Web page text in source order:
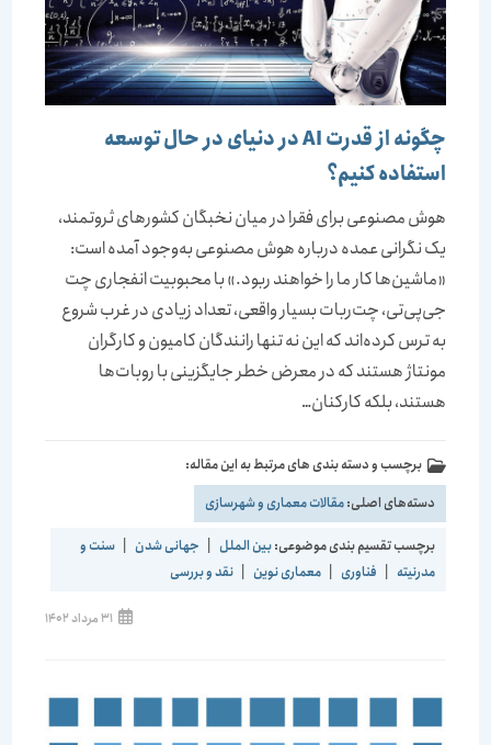
چگونه از قدرت AI در دنیای در حال توسعه
استفاده کنیم؟
هوش مصنوعی برای فقرا در میان نخبگان کشورهای ثروتمند،
یک نگرانی عمده درباره هوش مصنوعی به‌وجود آمده است:
«ماشین‌ها کار ما را خواهند ربود.» با محبوبیت انفجاری چت
جی‌پی‌تی، چت‌ربات بسیار واقعی، تعداد زیادی در غرب شروع
به ترس کرده‌اند که این نه تنها رانندگان کامیون و کارگران
مونتاژ هستند که در معرض خطر جایگزینی با روبات‌ها
هستند، بلکه کارکنان…
برچسب و دسته بندی های مرتبط به این مقاله:
دسته‌های اصلی:مقالات معماری و شهرسازی
برچسب تقسیم بندی موضوعی:بین الملل | جهانی شدن |
سنت و
مدرنیته | فناوری | معماری نوین | نقد و بررسی
31 مرداد 1402